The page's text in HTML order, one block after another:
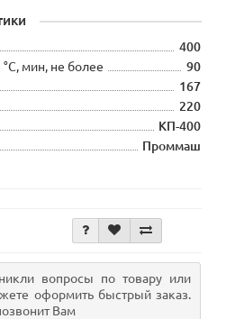
400
мин, не более
90
167
220
КП-400
Проммаш
вопросы по товару или
оформить быстрый заказ.
Вам